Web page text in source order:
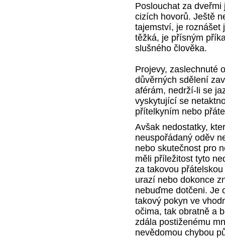
Poslouchat za
cizích hovorů. Ještě
tajemství, je roznášet
těžká, je přísným
slušného člověka.
Projevy, zaslechnuté
důvěrných sdělení
aférám, nedrží-li se
vyskytující se
přítelkyním nebo
Avšak nedostatky,
neuspořádaný oděv
nebo skutečnost pro
měli příležitost tyto
za takovou
urazí nebo dokonce
nebuďme dotčeni. Je
takový pokyn ve
očima, tak obratně a
zdála postiženému
nevědomou chybou